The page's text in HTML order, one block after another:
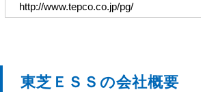
http://www.tepco.co.jp/pg/
東芝ＥＳＳの会社概要